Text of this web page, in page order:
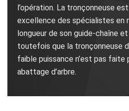
l’opération. La tronçonneuse
excellence des spécialistes en
longueur de son guide-chaîne
toutefois que la tronçonneuse
faible puissance n’est pas
abattage d’arbre.